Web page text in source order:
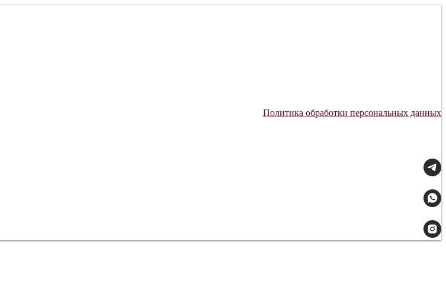
Политика обработки персональных данных